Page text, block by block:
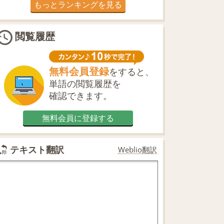
もっとランキングを見る
閲覧履歴
無料会員登録をすると、
単語の閲覧履歴を
確認できます。
無料会員に登録する
テキスト翻訳 Weblio翻訳